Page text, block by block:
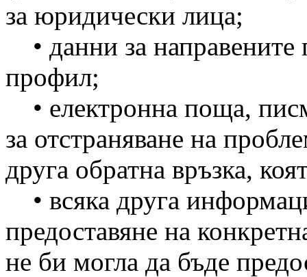
за юридически лица;
• данни за направените
профил;
• електронна поща,
за отстраняване на
друга обратна връзка,
• всяка друга
предоставяне на
не би могла да бъде